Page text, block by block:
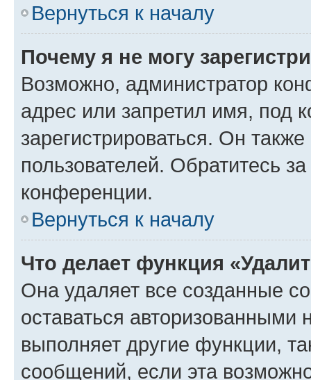
Вернуться к началу
Почему я не могу
Возможно, администратор
адрес или запретил имя, под
зарегистрироваться. Он
пользователей. Обратитесь
конференции.
Вернуться к началу
Что делает функция
Она удаляет все созданные
оставаться авторизованными
выполняет другие функции,
сообщений, если эта